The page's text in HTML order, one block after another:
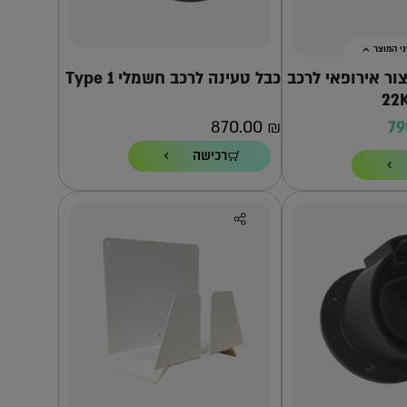
המוצר
אירופאי לרכב
העמדה הזו?
כבל טעינה לרכב חשמלי Type 1
870.00 ₪
רכישה